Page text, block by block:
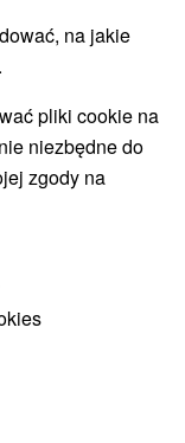
na jakie
pliki cookie na
niezbędne do
zgody na